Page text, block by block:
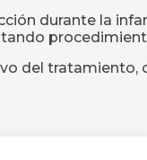
durante la
del tratamiento,